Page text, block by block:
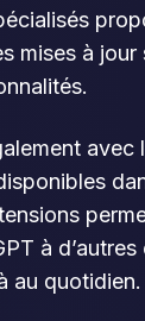
mises à jour
avec
à
au quotidien.